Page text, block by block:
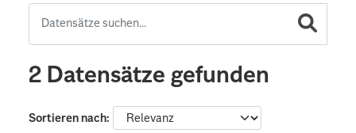
2 Datensätze gefunden
Sortieren nach